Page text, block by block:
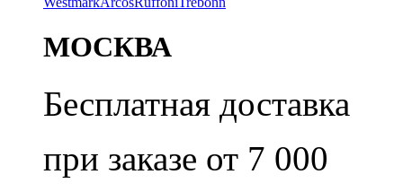
МОСКВА
Бесплатная доставка
при заказе от 7 000